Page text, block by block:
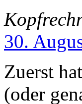
30.
Zuerst
(oder